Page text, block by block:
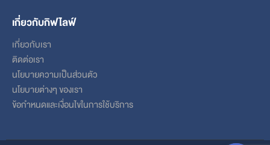
เกี่ยวกับกิฟไลฟ์
เกี่ยวกับเรา
ติดต่อเรา
นโยบายความเป็นส่วนตัว
นโยบายต่างๆ ของเรา
ข้อกําหนดและเงื่อนไขในการใช้บริการ